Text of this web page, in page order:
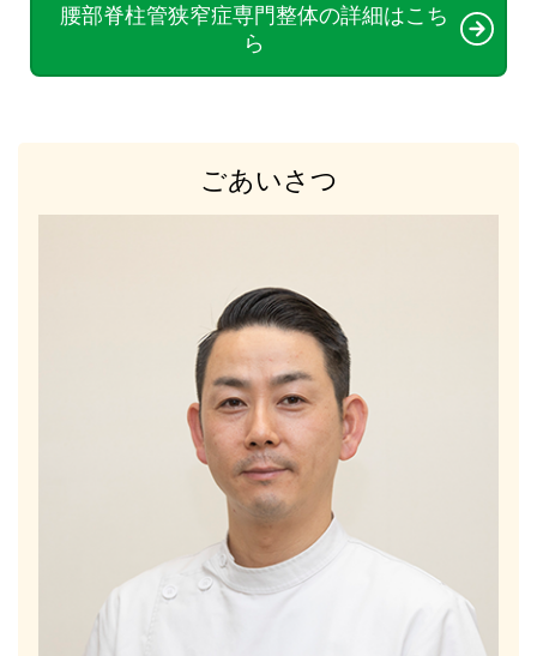
腰部脊柱管狭窄症専門整体の詳細はこち
ら
ごあいさつ